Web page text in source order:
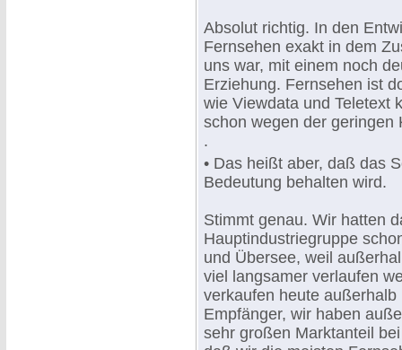
Absolut richtig. In den
Fernsehen exakt in dem
uns war, mit einem noch
Erziehung. Fernsehen ist
wie Viewdata und Teletext
schon wegen der geringen
.
• Das heißt aber, daß das
Bedeutung behalten wird.
Stimmt genau. Wir hatten
Hauptindustriegruppe
und Übersee, weil
viel langsamer verlaufen
verkaufen heute
Empfänger, wir haben
sehr großen Marktanteil